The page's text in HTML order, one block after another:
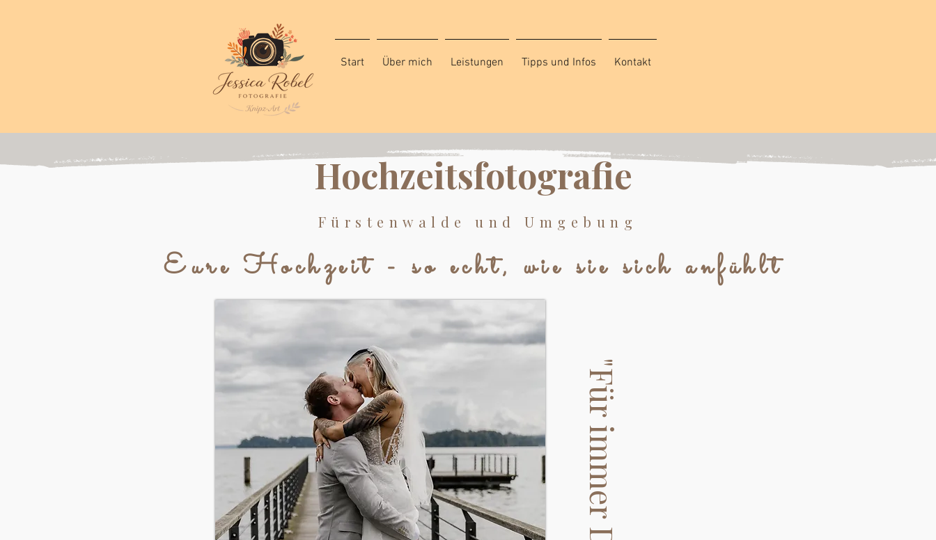
Start Über mich Leistungen Tipps und Infos Kontakt
Hochzeitsfotografie
Fürstenwalde und Umgebung
Eure Hochzeit - so echt, wie sie sich anfühlt
"Für immer Dein"